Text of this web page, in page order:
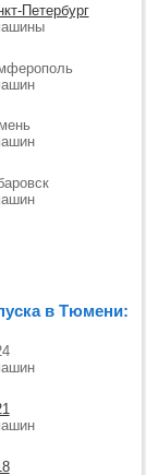
Петербург
в Тюмени: